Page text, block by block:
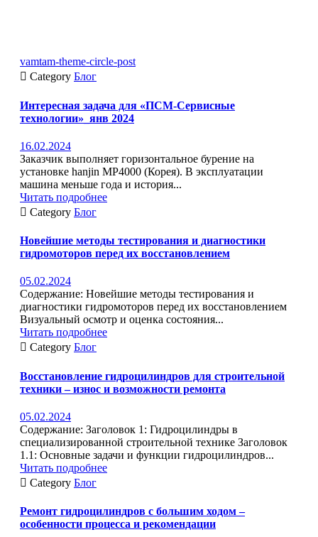
vamtam-theme-circle-post
 Category Блог
Интересная задача для «ПСМ-Сервисные
технологии»_янв 2024
16.02.2024
Заказчик выполняет горизонтальное бурение на
установке hanjin MP4000 (Корея). В эксплуатации
машина меньше года и история...
Читать подробнее
 Category Блог
Новейшие методы тестирования и диагностики
гидромоторов перед их восстановлением
05.02.2024
Содержание: Новейшие методы тестирования и
диагностики гидромоторов перед их восстановлением
Визуальный осмотр и оценка состояния...
Читать подробнее
 Category Блог
Восстановление гидроцилиндров для строительной
техники – износ и возможности ремонта
05.02.2024
Содержание: Заголовок 1: Гидроцилиндры в
специализированной строительной технике Заголовок
1.1: Основные задачи и функции гидроцилиндров...
Читать подробнее
 Category Блог
Ремонт гидроцилиндров с большим ходом –
особенности процесса и рекомендации